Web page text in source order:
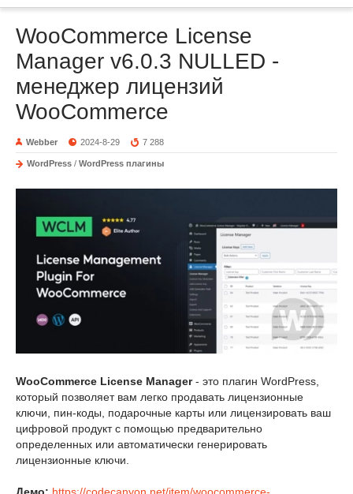
WooCommerce License
Manager v6.0.3 NULLED -
менеджер лицензий
WooCommerce
Webber 2024-8-29 7 288
WordPress / WordPress плагины
WooCommerce License Manager- это плагин WordPress,
который позволяет вам легко продавать лицензионные
ключи, пин-коды, подарочные карты или лицензировать ваш
цифровой продукт с помощью предварительно
определенных или автоматически генерировать
лицензионные ключи.
Демо: https://codecanyon.net/item/woocommerce-